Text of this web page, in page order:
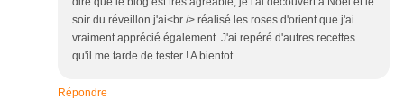
soir du réveillon j'ai<br /> réalisé les roses d'orient que j'ai
vraiment apprécié également. J'ai repéré d'autres recettes
qu'il me tarde de tester ! A bientot
Répondre